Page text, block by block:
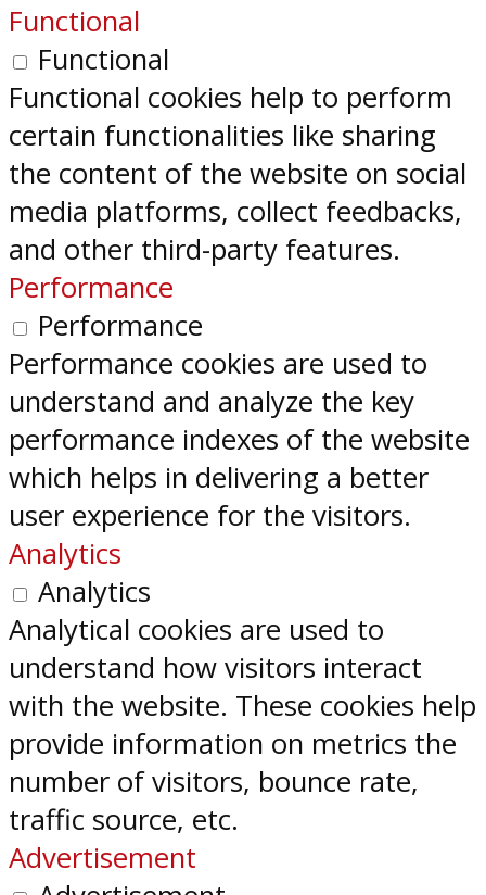
Functional
Functional
Functional cookies help to perform
certain functionalities like sharing
the content of the website on social
media platforms, collect feedbacks,
and other third-party features.
Performance
Performance
Performance cookies are used to
understand and analyze the key
performance indexes of the website
which helps in delivering a better
user experience for the visitors.
Analytics
Analytics
Analytical cookies are used to
understand how visitors interact
with the website. These cookies help
provide information on metrics the
number of visitors, bounce rate,
traffic source, etc.
Advertisement